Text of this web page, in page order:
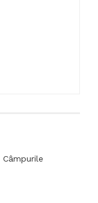
Câmpurile